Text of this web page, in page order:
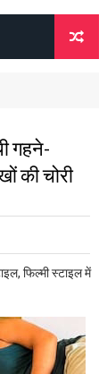
गहने-
की चोरी
फ‍िल्‍मी स्‍टाइल में